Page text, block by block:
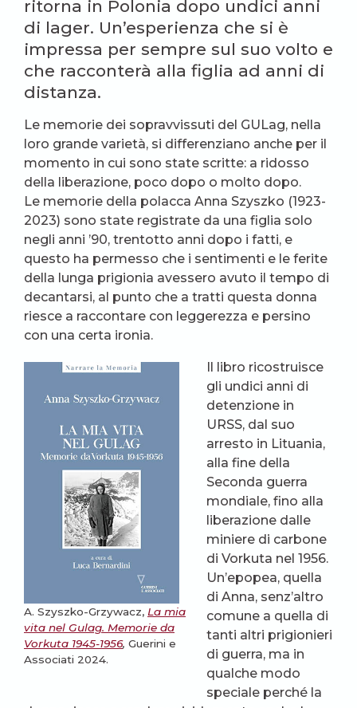
ritorna in Polonia dopo undici anni
di lager. Un’esperienza che si è
impressa per sempre sul suo volto e
che racconterà alla figlia ad anni di
distanza.
Le memorie dei sopravvissuti del GULag, nella
loro grande varietà, si differenziano anche per il
momento in cui sono state scritte: a ridosso
della liberazione, poco dopo o molto dopo.
Le memorie della polacca Anna Szyszko (1923-
2023) sono state registrate da una figlia solo
negli anni ’90, trentotto anni dopo i fatti, e
questo ha permesso che i sentimenti e le ferite
della lunga prigionia avessero avuto il tempo di
decantarsi, al punto che a tratti questa donna
riesce a raccontare con leggerezza e persino
con una certa ironia.
A. Szyszko-Grzywacz, La mia
vita nel Gulag. Memorie da
Vorkuta 1945-1956, Guerini e
Associati 2024.
Il libro ricostruisce
gli undici anni di
detenzione in
URSS, dal suo
arresto in Lituania,
alla fine della
Seconda guerra
mondiale, fino alla
liberazione dalle
miniere di carbone
di Vorkuta nel 1956.
Un’epopea, quella
di Anna, senz’altro
comune a quella di
tanti altri prigionieri
di guerra, ma in
qualche modo
speciale perché la